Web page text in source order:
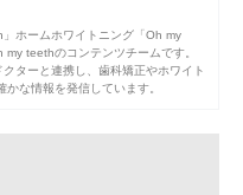
ホームホワイトニング「Oh my
teethのコンテンツチームです。
ターと連携し、歯科矯正やホワイト
な情報を発信しています。